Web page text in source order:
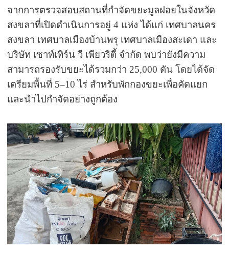
จากการตรวจสอบสถานที่กำจัดขยะมูลฝอยในจังหวัด
สงขลาที่เปิดดำเนินการอยู่ 4 แห่ง ได้แก่ เทศบาลนคร
สงขลา เทศบาลเมืองบ้านพรุ เทศบาลเมืองสะเดา และ
บริษัท เซาท์เทิร์น วี เพียวริตี้ จำกัด พบว่ายังมีความ
สามารถรองรับขยะได้รวมกว่า 25,000 ตัน โดยได้จัด
เตรียมพื้นที่ 5–10 ไร่ สำหรับพักกองขยะเพื่อคัดแยก
และนำไปกำจัดอย่างถูกต้อง